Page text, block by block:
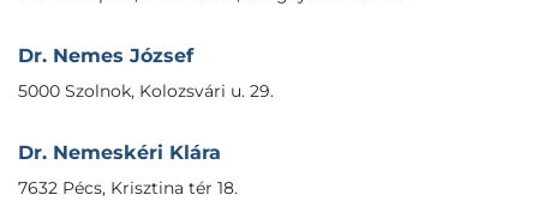
Dr. Nemes József
5000 Szolnok, Kolozsvári u. 29.
Dr. Nemeskéri Klára
7632 Pécs, Krisztina tér 18.